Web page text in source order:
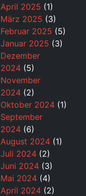
April 2025 (1)
März 2025 (3)
Februar 2025 (5)
Januar 2025 (3)
Dezember
2024 (5)
November
2024 (2)
Oktober 2024 (1)
September
2024 (6)
August 2024 (1)
Juli 2024 (2)
Juni 2024 (3)
Mai 2024 (4)
April 2024 (2)